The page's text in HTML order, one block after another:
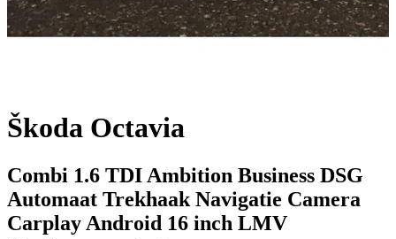
Škoda Octavia
Combi 1.6 TDI Ambition Business DSG
Automaat Trekhaak Navigatie Camera
Carplay Android 16 inch LMV